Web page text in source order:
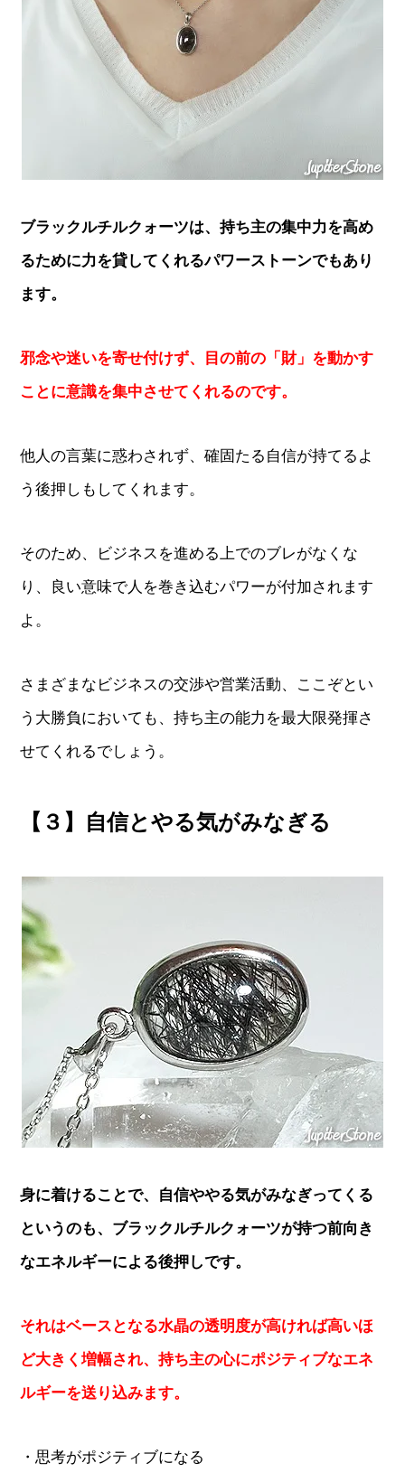
ブラックルチルクォーツは、持ち主の集中力を高め
るために力を貸してくれるパワーストーンでもあり
ます。
邪念や迷いを寄せ付けず、目の前の「財」を動かす
ことに意識を集中させてくれるのです。
他人の言葉に惑わされず、確固たる自信が持てるよ
う後押しもしてくれます。
そのため、ビジネスを進める上でのブレがなくな
り、良い意味で人を巻き込むパワーが付加されます
よ。
さまざまなビジネスの交渉や営業活動、ここぞとい
う大勝負においても、持ち主の能力を最大限発揮さ
せてくれるでしょう。
【３】自信とやる気がみなぎる
身に着けることで、自信ややる気がみなぎってくる
というのも、ブラックルチルクォーツが持つ前向き
なエネルギーによる後押しです。
それはベースとなる水晶の透明度が高ければ高いほ
ど大きく増幅され、持ち主の心にポジティブなエネ
ルギーを送り込みます。
・思考がポジティブになる